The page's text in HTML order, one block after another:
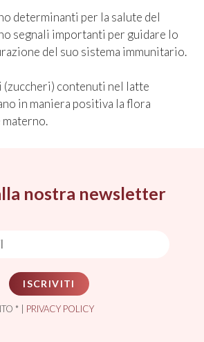
determinanti per la salute del
segnali importanti per guidare lo
del suo sistema immunitario.
contenuti nel latte
in maniera positiva la flora
nostra newsletter
ISCRIVITI
* | PRIVACY POLICY